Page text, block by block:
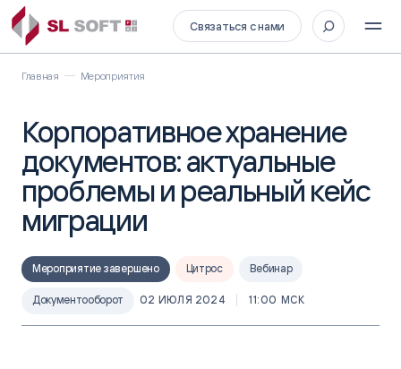
Связаться с нами
Главная Мероприятия
Корпоративное хранение
документов: актуальные
проблемы и реальный кейс
миграции
Мероприятие завершено Цитрос Вебинар
Документооборот 02 ИЮЛЯ 2024 11:00 МСК